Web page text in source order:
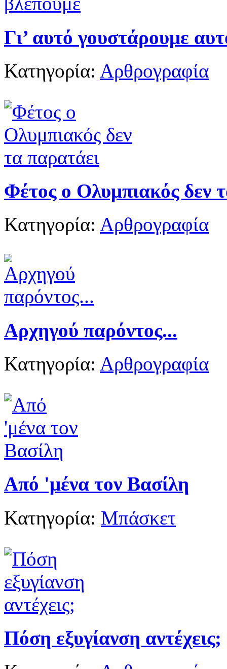
Γι’ αυτό γουστάρουμε
Κατηγορία: Αρθρογραφία
Φέτος ο Ολυμπιακός δεν
Κατηγορία: Αρθρογραφία
Αρχηγού παρόντος...
Κατηγορία: Αρθρογραφία
Από 'μένα τον Βασίλη
Κατηγορία: Μπάσκετ
Πόση εξυγίανση αντέχεις;